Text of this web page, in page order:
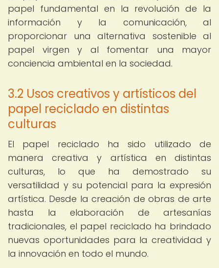
papel fundamental en la revolución de la
información y la comunicación, al
proporcionar una alternativa sostenible al
papel virgen y al fomentar una mayor
conciencia ambiental en la sociedad.
3.2 Usos creativos y artísticos del
papel reciclado en distintas
culturas
El papel reciclado ha sido utilizado de
manera creativa y artística en distintas
culturas, lo que ha demostrado su
versatilidad y su potencial para la expresión
artística. Desde la creación de obras de arte
hasta la elaboración de artesanías
tradicionales, el papel reciclado ha brindado
nuevas oportunidades para la creatividad y
la innovación en todo el mundo.